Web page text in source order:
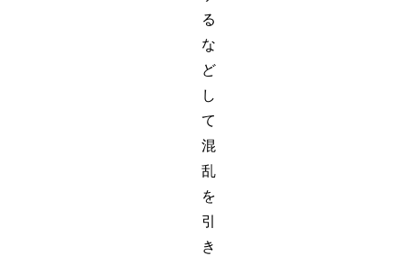
る
な
ど
し
て
混
乱
を
引
き